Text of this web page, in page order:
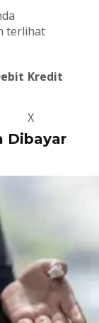
terlihat
Kredit
X
Dibayar